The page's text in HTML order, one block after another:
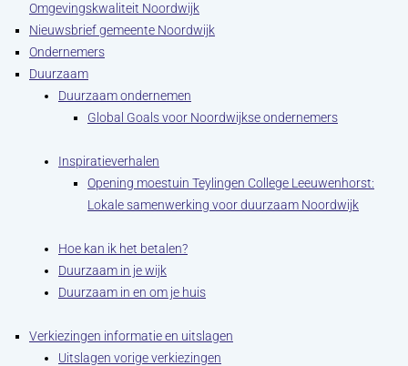
Omgevingskwaliteit Noordwijk
Nieuwsbrief gemeente Noordwijk
Ondernemers
Duurzaam
Duurzaam ondernemen
Global Goals voor Noordwijkse ondernemers
Inspiratieverhalen
Opening moestuin Teylingen College Leeuwenhorst:
Lokale samenwerking voor duurzaam Noordwijk
Hoe kan ik het betalen?
Duurzaam in je wijk
Duurzaam in en om je huis
Verkiezingen informatie en uitslagen
Uitslagen vorige verkiezingen